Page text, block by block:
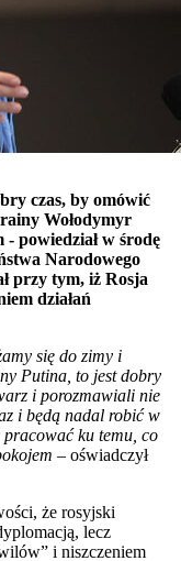
czas, by omówić
Wołodymyr
- powiedział w środę
Narodowego
przy tym, iż Rosja
działań
się do zimy i
Putina, to jest dobry
i porozmawiali nie
i będą nadal robić w
pracować ku temu, co
– oświadczył
że rosyjski
lecz
i niszczeniem